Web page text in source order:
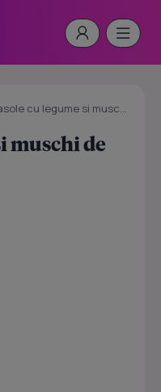
cu legume si muschi de porc afumat
muschi de